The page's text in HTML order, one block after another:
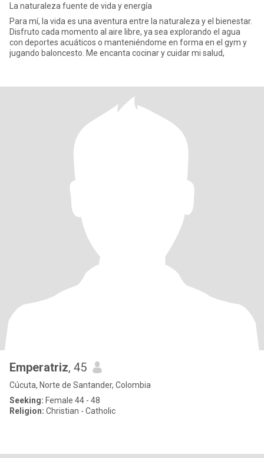
La naturaleza fuente de vida y energía
Para mí, la vida es una aventura entre la naturaleza y el bienestar.
Disfruto cada momento al aire libre, ya sea explorando el agua
con deportes acuáticos o manteniéndome en forma en el gym y
jugando baloncesto. Me encanta cocinar y cuidar mi salud,
Emperatriz, 45
Cúcuta, Norte de Santander, Colombia
Seeking: Female 44 - 48
Religion: Christian - Catholic